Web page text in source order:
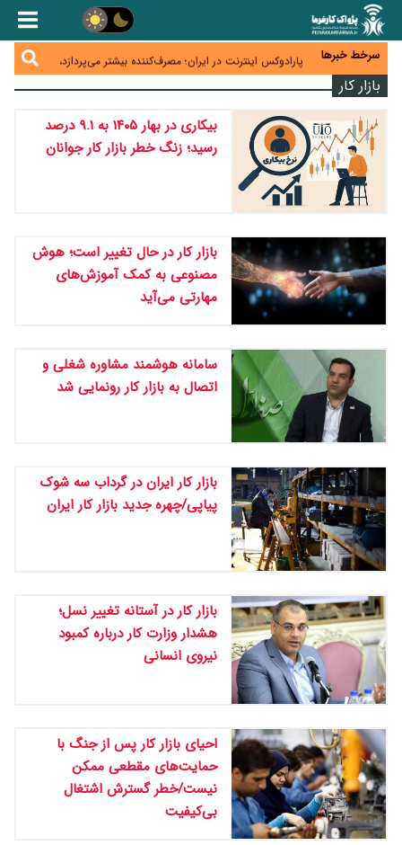
سرخط خبرها
زائران اربعین نگران ارز باقی‌مانده نباشند؛ خرید دینار در
جنگ کریدورها وارد فاز جدید شد؛ سرمایه‌گذاری ۳۴۵
پارادوکس اینترنت در ایران؛ مصرف‌کننده بیشتر می‌پردازد،
شبکه کمتر توسعه می‌یابد
معمای تأمین ۸۰ همت معوقات بازنشستگان؛ بانک رفاه
وارد میدان شد
بازار کار
بیکاری در بهار ۱۴۰۵ به ۹.۱ درصد
رسید؛ زنگ خطر بازار کار جوانان
بازار کار در حال تغییر است؛ هوش
مصنوعی به کمک آموزش‌های
مهارتی می‌آید
سامانه هوشمند مشاوره شغلی و
اتصال به بازار کار رونمایی شد
بازار کار ایران در گرداب سه شوک
پیاپی/چهره جدید بازار کار ایران
بازار کار در آستانه تغییر نسل؛
هشدار وزارت کار درباره کمبود
نیروی انسانی
احیای بازار کار پس از جنگ با
حمایت‌های مقطعی ممکن
نیست/خطر گسترش اشتغال
بی‌کیفیت